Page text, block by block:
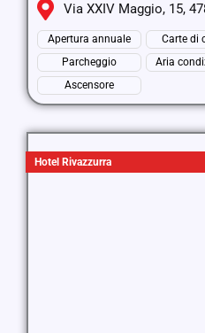
Via XXIV Maggio, 15,
Apertura annuale Carte di
Parcheggio
Aria
Ascensore
Hotel Rivazzurra